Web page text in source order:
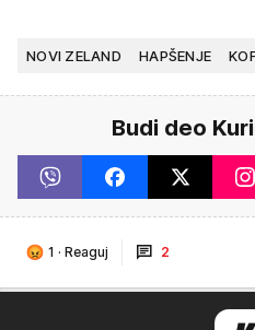
NOVI ZELAND HAPŠENJE
Budi deo
1 · Reaguj 2